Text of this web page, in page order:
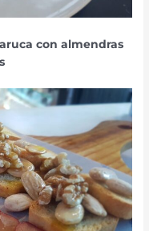
con almendras